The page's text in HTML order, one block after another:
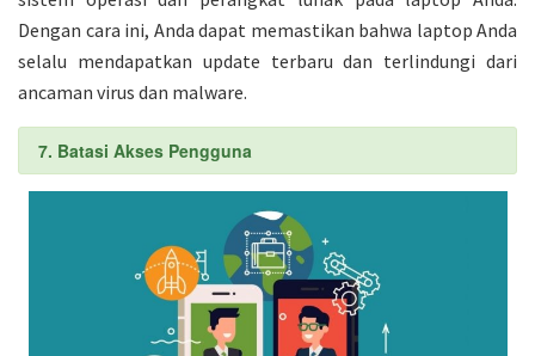
Dengan cara ini, Anda dapat memastikan bahwa laptop Anda
selalu mendapatkan update terbaru dan terlindungi dari
ancaman virus dan malware.
7. Batasi Akses Pengguna